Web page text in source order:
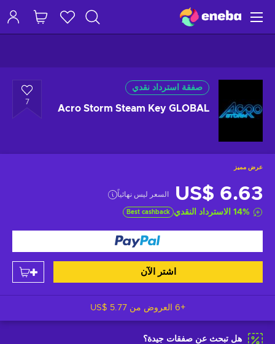
صفقة استرداد نقدي
Acro Storm Steam Key GLOBAL
7
عرض مميز
US$ 6.63 السعر ليس نهائياً
14% الاسترداد النقدي Best cashback
اشتر الآن
+6 العروض من US$ 5.77
هل تبحث عن صفقات جيدة؟